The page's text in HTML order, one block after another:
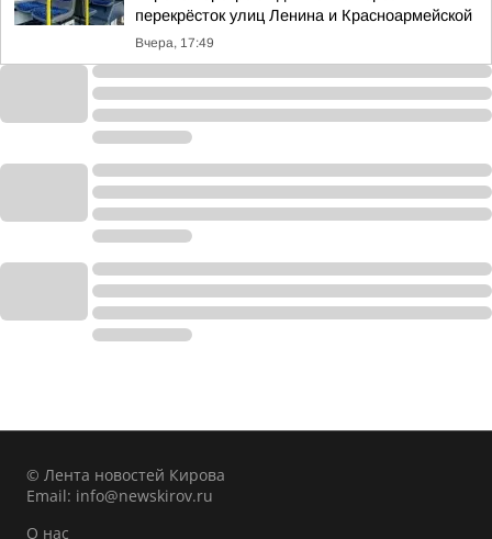
перекрёсток улиц Ленина и Красноармейской
Вчера, 17:49
© Лента новостей Кирова
Email: info@newskirov.ru
О нас